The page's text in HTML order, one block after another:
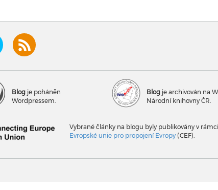
Blog je poháněn
Wordpressem.
Blog je archivován na
Národní knihovny ČR.
Vybrané články na blogu byly publikovány v
Evropské unie pro propojení Evropy(CEF).